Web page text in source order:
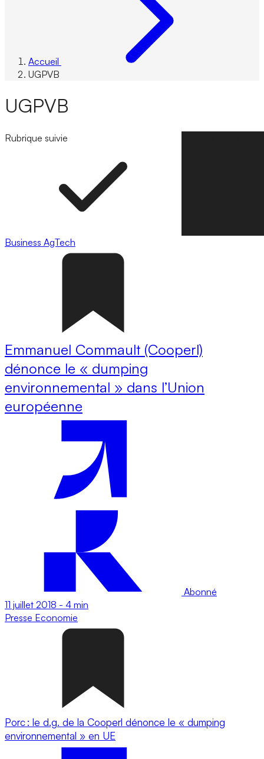
Accueil
UGPVB
UGPVB
Rubrique suivie
Business AgTech
Emmanuel Commault (Cooperl)
dénonce le « dumping
environnemental » dans l’Union
européenne
Abonné
11 juillet 2018 - 4 min
Presse Economie
Porc : le d.g. de la Cooperl dénonce le « dumping
environnemental » en UE